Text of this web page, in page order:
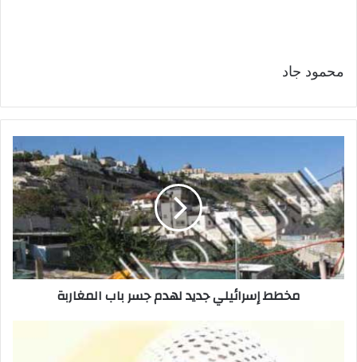
محمود جاد
مخطط إسرائيلي جديد لهدم جسر باب المغاربة